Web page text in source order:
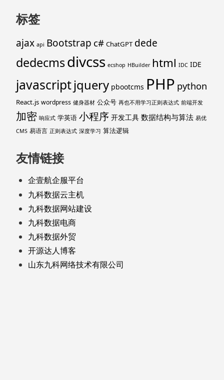
标签
ajax api Bootstrap c# ChatGPT dede
dedecmsdivcss ecshop HBuilder html IDC IDE
javascriptjquery pbootcms PHP python
React.js wordpress 健身器材 公众号 再也不用学习正则表达式 前端开发
加密 响应式 学英语 小程序 开发工具 数据结构与算法 易优
CMS 易语言 正则表达式 深度学习 算法逻辑
友情链接
企壹航企服平台
九科数据云主机
九科数据网站建设
九科数据电商
九科数据外贸
开源达人博客
山东九科网络技术有限公司